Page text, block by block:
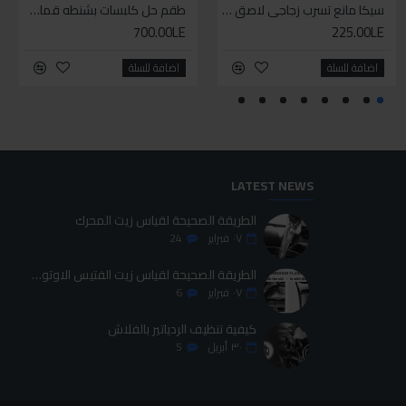
سيليكون متعدد الاستخدام
70.00LE
اضافة للسلة
طقم حل كلبسات بشنطه قماش ١٩ قطعه للخدمات الشاقه
700.00LE
اضافة للسلة
سيكا مانع تسرب زجاجي لاصق اسود 600 مل
225.00LE
اضافة للسلة
طقم حل كلبسات بشنطه قماش ١٩ قطعه للخدمات الشاقه
700.00LE
اضافة للسلة
LATEST NEWS
الطريقة الصحيحة لقياس زيت المحرك
٠٧ فبراير 24
الطريقة الصحيحة لقياس زيت الفتيس الاوتوماتيك
٠٧ فبراير 6
كيفية تنظيف الردياتير بالفلاش
٣٠ أبريل 5